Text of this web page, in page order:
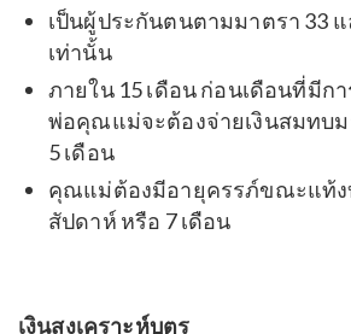
เป็นผู้ประกันตนตามมาตรา 33 แ
เท่านั้น
ภายใน 15 เดือน ก่อนเดือนที่มีก
พ่อคุณแม่จะต้องจ่ายเงินสมทบ
5 เดือน
คุณแม่ต้องมีอายุครรภ์ขณะแท้ง
สัปดาห์ หรือ 7 เดือน
เงินสงเคราะห์บุตร